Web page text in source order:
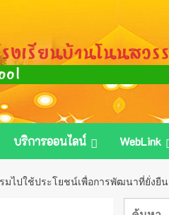
บริการออนไลน์ WebLink
มไปใช้ประโยชน์เพื่อการพัฒนาที่ยั่งยืน
ค้นหา